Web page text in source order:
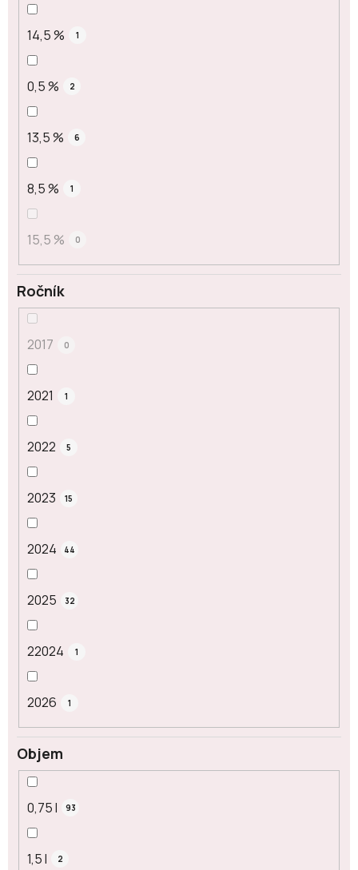
14,5 % 1
0,5 % 2
13,5 % 6
8,5 % 1
15,5 % 0
Ročník
2017 0
2021 1
2022 5
2023 15
2024 44
2025 32
22024 1
2026 1
Objem
0,75 l 93
1,5 l 2